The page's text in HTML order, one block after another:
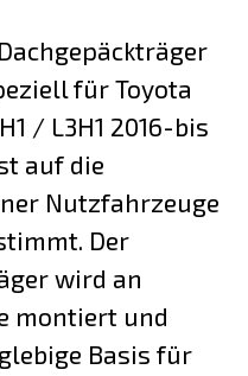
für Toyota
/ L3H1 2016-bis
auf die
Nutzfahrzeuge
Der
wird an
montiert und
Basis für